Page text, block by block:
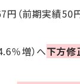
円（前期実績50
％増）へ下方修